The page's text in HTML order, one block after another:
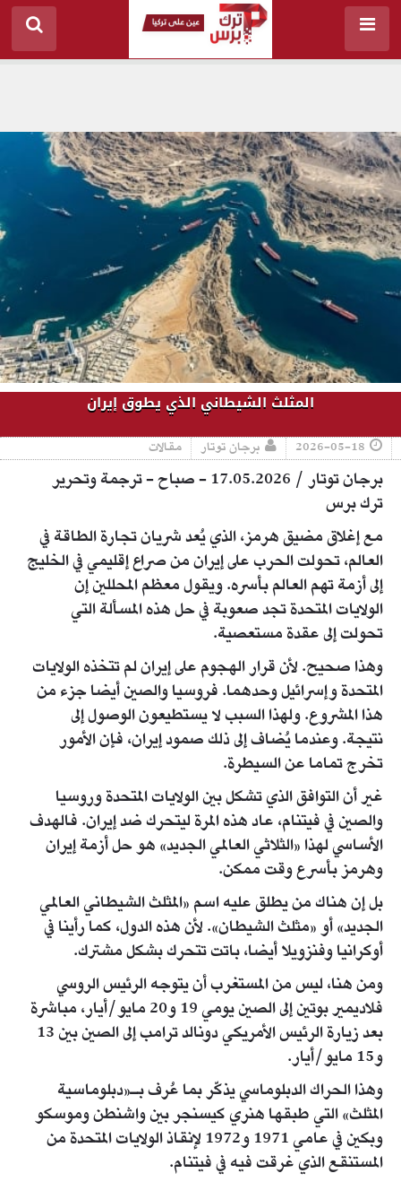
المثلث الشيطاني الذي يطوق إيران
2026-05-18 برجان توتار مقالات
برجان توتار / 17.05.2026 - صباح - ترجمة وتحرير
ترك برس
مع إغلاق مضيق هرمز، الذي يُعد شريان تجارة الطاقة في
العالم، تحولت الحرب على إيران من صراع إقليمي في الخليج
إلى أزمة تهم العالم بأسره. ويقول معظم المحللين إن
الولايات المتحدة تجد صعوبة في حل هذه المسألة التي
تحولت إلى عقدة مستعصية.
وهذا صحيح. لأن قرار الهجوم على إيران لم تتخذه الولايات
المتحدة وإسرائيل وحدهما. فروسيا والصين أيضا جزء من
هذا المشروع. ولهذا السبب لا يستطيعون الوصول إلى
نتيجة. وعندما يُضاف إلى ذلك صمود إيران، فإن الأمور
تخرج تماما عن السيطرة.
غير أن التوافق الذي تشكل بين الولايات المتحدة وروسيا
والصين في فيتنام، عاد هذه المرة ليتحرك ضد إيران. فالهدف
الأساسي لهذا «الثلاثي العالمي الجديد» هو حل أزمة إيران
وهرمز بأسرع وقت ممكن.
بل إن هناك من يطلق عليه اسم «المثلث الشيطاني العالمي
الجديد» أو «مثلث الشيطان». لأن هذه الدول، كما رأينا في
أوكرانيا وفنزويلا أيضا، باتت تتحرك بشكل مشترك.
ومن هنا، ليس من المستغرب أن يتوجه الرئيس الروسي
فلاديمير بوتين إلى الصين يومي 19 و20 مايو/أيار، مباشرة
بعد زيارة الرئيس الأمريكي دونالد ترامب إلى الصين بين 13
و15 مايو/أيار.
وهذا الحراك الدبلوماسي يذكّر بما عُرف بـ«دبلوماسية
المثلث» التي طبقها هنري كيسنجر بين واشنطن وموسكو
وبكين في عامي 1971 و1972 لإنقاذ الولايات المتحدة من
المستنقع الذي غرقت فيه في فيتنام.